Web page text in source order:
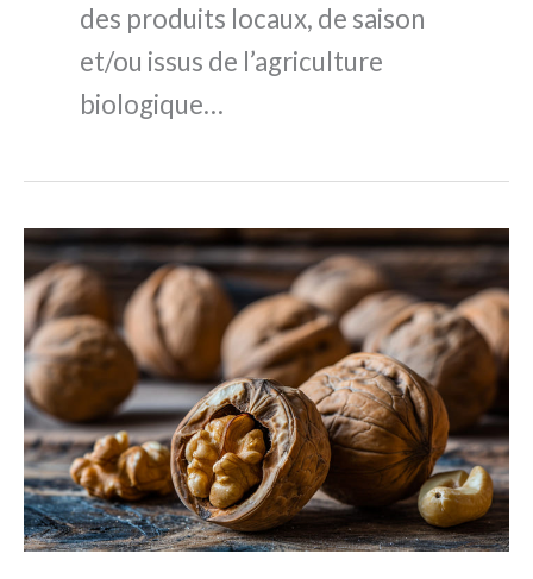
des produits locaux, de saison
et/ou issus de l’agriculture
biologique…
Les
fruits
à
coque,
alliés
des
cantines
scolaires
bio
accessibles